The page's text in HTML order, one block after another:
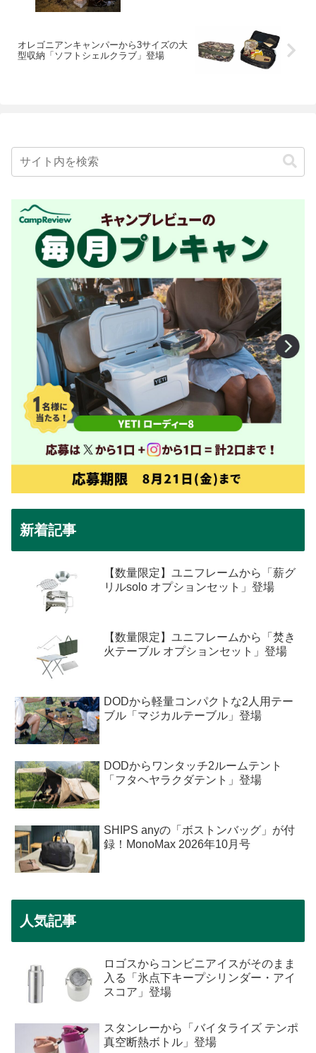
オレゴニアンキャンパーから3サイズの大
型収納「ソフトシェルクラブ」登場
新着記事
【数量限定】ユニフレームから「薪グ
リルsolo オプションセット」登場
【数量限定】ユニフレームから「焚き
火テーブル オプションセット」登場
DODから軽量コンパクトな2人用テー
ブル「マジカルテーブル」登場
DODからワンタッチ2ルームテント
「フタヘヤラクダテント」登場
SHIPS anyの「ボストンバッグ」が付
録！MonoMax 2026年10月号
人気記事
ロゴスからコンビニアイスがそのまま
入る「氷点下キープシリンダー・アイ
スコア」登場
スタンレーから「バイタライズ テンポ
真空断熱ボトル」登場